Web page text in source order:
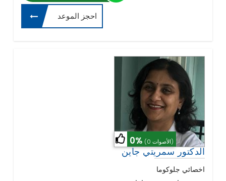
احجز الموعد
0% (0 الأصوات)
الدكتور سمريتي جاين
اخصائي جلوكوما